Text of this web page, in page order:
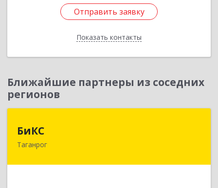
Отправить заявку
Показать контакты
Отправить заявку
Назад
Ближайшие партнеры из соседних
регионов
БиКС
Таганрог
347900, Ростовская обл, Таганрог г, Фрунзе ул,